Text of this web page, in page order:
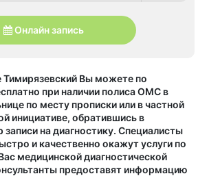
Онлайн запись
Вы можете по
при наличии полиса ОМС в
по месту прописки или в частной
инициативе, обратившись в
на диагностику. Специалисты
и качественно окажут услуги по
медицинской диагностической
предоставят информацию